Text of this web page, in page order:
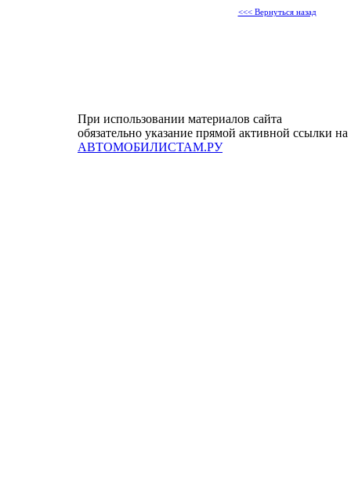
<<< Вернуться назад
При использовании материалов сайта
обязательно указание прямой активной ссылки на
АВТОМОБИЛИСТАМ.РУ